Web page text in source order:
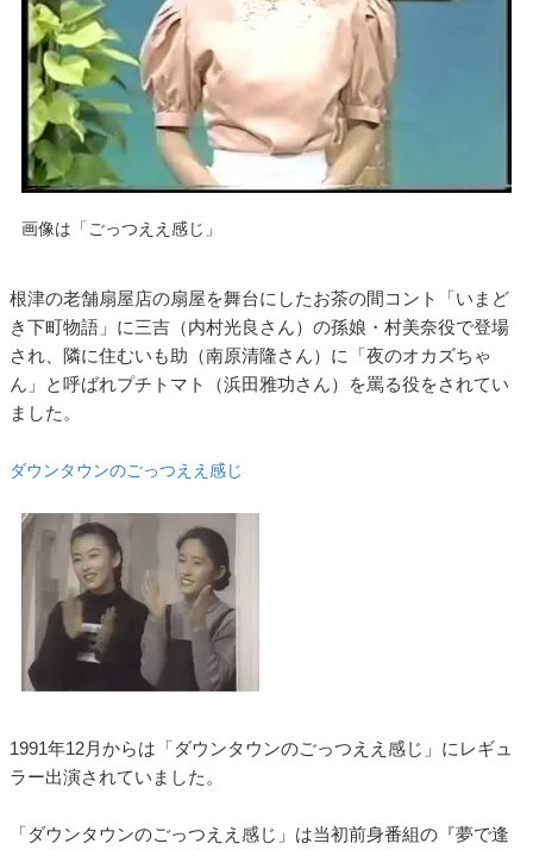
画像は「ごっつええ感じ」
根津の老舗扇屋店の扇屋を舞台にしたお茶の間コント「いまど
き下町物語」に三吉（内村光良さん）の孫娘・村美奈役で登場
され、隣に住むいも助（南原清隆さん）に「夜のオカズちゃ
ん」と呼ばれプチトマト（浜田雅功さん）を罵る役をされてい
ました。
ダウンタウンのごっつええ感じ
1991年12月からは「ダウンタウンのごっつええ感じ」にレギュ
ラー出演されていました。
「ダウンタウンのごっつええ感じ」は当初前身番組の『夢で逢